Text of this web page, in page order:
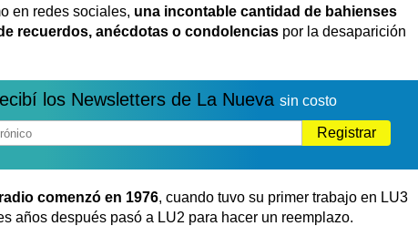
en redes sociales, una incontable cantidad de bahienses
recuerdos, anécdotas o condolencias por la desaparición
los Newsletters de La Nueva sin costo
Registrar
comenzó en 1976, cuando tuvo su primer trabajo en LU3
años después pasó a LU2 para hacer un reemplazo.